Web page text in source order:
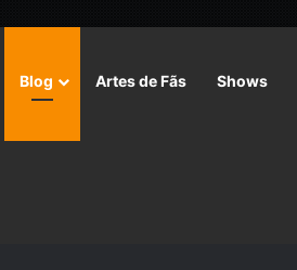
Blog Artes de Fãs Shows